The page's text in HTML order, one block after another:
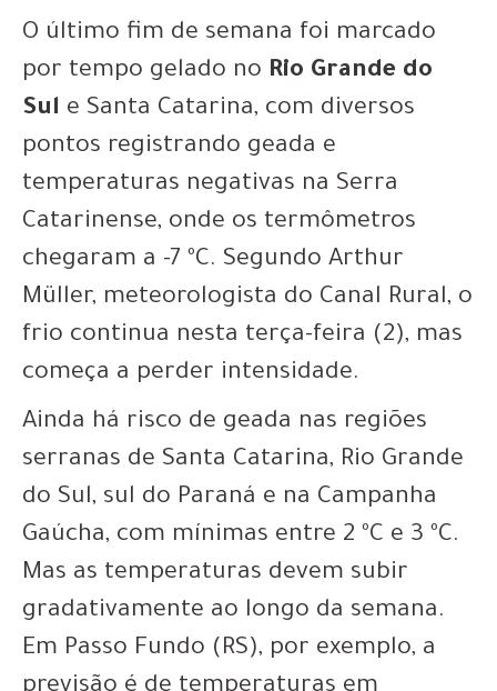
O último fim de semana foi marcado
por tempo gelado no Rio Grande do
Sul e Santa Catarina, com diversos
pontos registrando geada e
temperaturas negativas na Serra
Catarinense, onde os termômetros
chegaram a -7 ºC. Segundo Arthur
Müller, meteorologista do Canal Rural, o
frio continua nesta terça-feira (2), mas
começa a perder intensidade.
Ainda há risco de geada nas regiões
serranas de Santa Catarina, Rio Grande
do Sul, sul do Paraná e na Campanha
Gaúcha, com mínimas entre 2 ºC e 3 ºC.
Mas as temperaturas devem subir
gradativamente ao longo da semana.
Em Passo Fundo (RS), por exemplo, a